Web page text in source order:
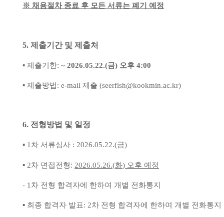
※ 채용절차 종료 후 모든 서류는 폐기 예정
5. 제출기간 및 제출처
▪ 제출기한: ~ 2026.05.22.(금) 오후 4:00
▪ 제출방법: e-mail 제출 (seerfish@kookmin.ac.kr)
6. 전형방법 및 일정
▪ 1차 서류심사 : 2026.05.22.(금)
▪ 2차 면접전형: 2026.05.26.(화) 오후 예정
- 1차 전형 합격자에 한하여 개별 전화통지
▪ 최종 합격자 발표: 2차 전형 합격자에 한하여 개별 전화통지